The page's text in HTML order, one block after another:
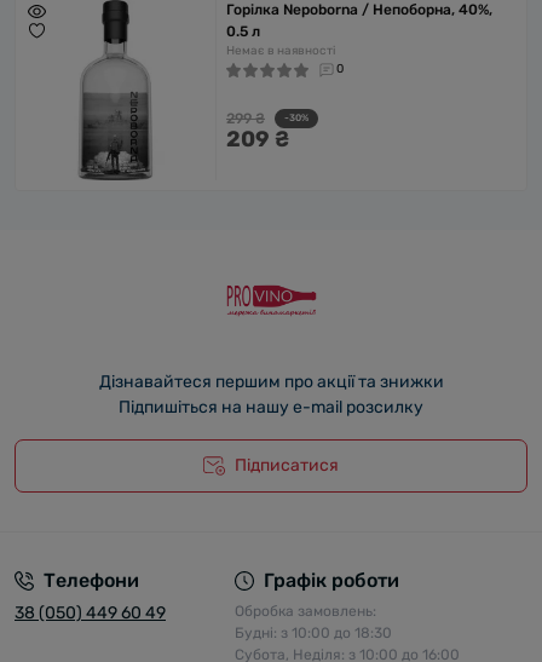
Горілка Nepoborna / Непоборна, 40%,
0.5 л
Немає в наявності
0
299 ₴ -30%
209 ₴
Дізнавайтеся першим про акції та знижки
Підпишіться на нашу e-mail розсилку
Підписатися
Телефони
38 (050) 449 60 49
Графік роботи
Обробка замовлень:
Будні: з 10:00 до 18:30
Субота, Неділя: з 10:00 до 16:00